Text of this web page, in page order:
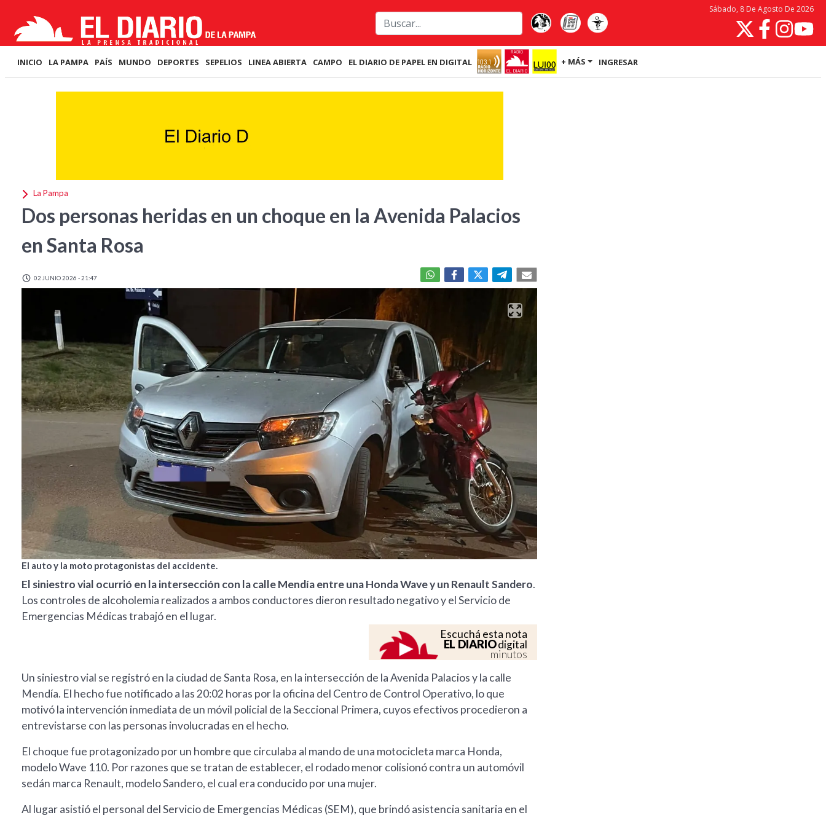
Sábado, 8 De Agosto De 2026
INICIO LA PAMPA PAÍS MUNDO DEPORTES SEPELIOS LINEA ABIERTA CAMPO EL DIARIO DE PAPEL EN DIGITAL + MÁS INGRESAR
La Pampa
Dos personas heridas en un choque en la Avenida Palacios
en Santa Rosa
02 JUNIO 2026 - 21:47
El auto y la moto protagonistas del accidente.
El siniestro vial ocurrió en la intersección con la calle Mendía entre una Honda Wave y un Renault Sandero.
Los controles de alcoholemia realizados a ambos conductores dieron resultado negativo y el Servicio de
Emergencias Médicas trabajó en el lugar.
Escuchá esta nota
EL DIARIOdigital
minutos
Un siniestro vial se registró en la ciudad de Santa Rosa, en la intersección de la Avenida Palacios y la calle
Mendía. El hecho fue notificado a las 20:02 horas por la oficina del Centro de Control Operativo, lo que
motivó la intervención inmediata de un móvil policial de la Seccional Primera, cuyos efectivos procedieron a
entrevistarse con las personas involucradas en el hecho.
El choque fue protagonizado por un hombre que circulaba al mando de una motocicleta marca Honda,
modelo Wave 110. Por razones que se tratan de establecer, el rodado menor colisionó contra un automóvil
sedán marca Renault, modelo Sandero, el cual era conducido por una mujer.
Al lugar asistió el personal del Servicio de Emergencias Médicas (SEM), que brindó asistencia sanitaria en el